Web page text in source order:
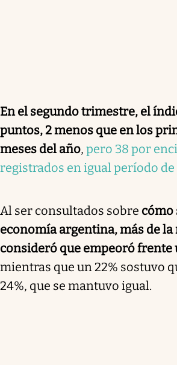
En el segundo trimestre, el
puntos, 2 menos que en los
meses del año, pero 38 por
registrados en igual período de
Al ser consultados sobre cómo
economía argentina, más de la
consideró que empeoró frente
mientras que un 22% sostuvo
24%, que se mantuvo igual.